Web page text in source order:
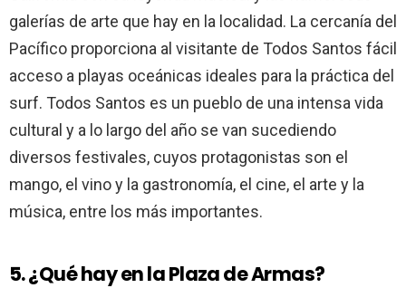
galerías de arte que hay en la localidad. La cercanía del
Pacífico proporciona al visitante de Todos Santos fácil
acceso a playas oceánicas ideales para la práctica del
surf. Todos Santos es un pueblo de una intensa vida
cultural y a lo largo del año se van sucediendo
diversos festivales, cuyos protagonistas son el
mango, el vino y la gastronomía, el cine, el arte y la
música, entre los más importantes.
5. ¿Qué hay en la Plaza de Armas?